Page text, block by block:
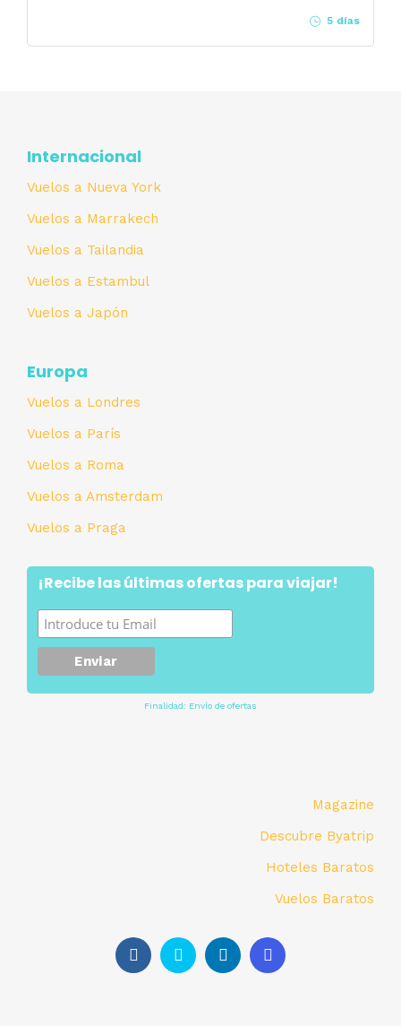
5 días
Internacional
Vuelos a Nueva York
Vuelos a Marrakech
Vuelos a Tailandia
Vuelos a Estambul
Vuelos a Japón
Europa
Vuelos a Londres
Vuelos a París
Vuelos a Roma
Vuelos a Amsterdam
Vuelos a Praga
¡Recibe las últimas ofertas para viajar!
Finalidad: Envío de ofertas
Magazine
Descubre Byatrip
Hoteles Baratos
Vuelos Baratos